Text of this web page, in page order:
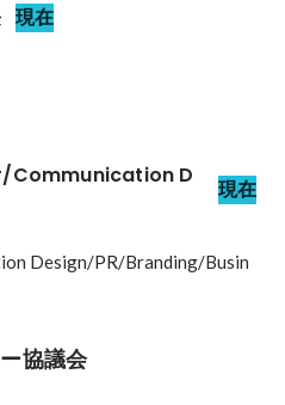
現在
D
現在
Design/PR/Branding/Busin
協議会